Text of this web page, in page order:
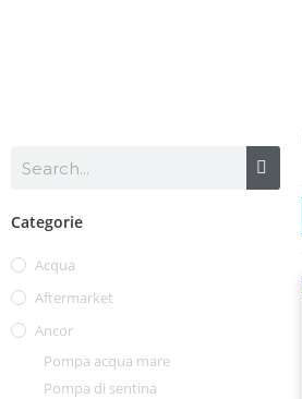
Categorie
Acqua
Aftermarket
Ancor
Pompa acqua mare
Pompa di sentina